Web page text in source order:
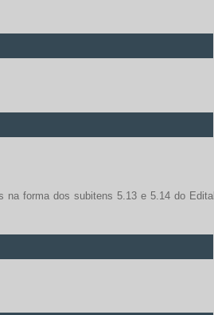
na forma dos subitens 5.13 e 5.14 do Edital